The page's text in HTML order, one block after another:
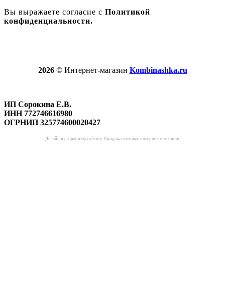
Вы выражаете согласие с Политикой
конфиденциальности.
2026© Интернет-магазин Kombinashka.ru
ИП Сорокина Е.В.
ИНН 772746616980
ОГРНИП 325774600020427
Дизайн и разработка сайтов| Продажа готовых интернет-магазинов